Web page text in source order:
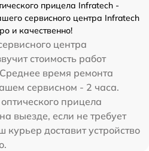
прицела Infratech -
сервисного центра Infratech
и качественно!
центра
стоимость работ
время ремонта
сервисном - 2 часа.
прицела
выезде, если не требует
доставит устройство